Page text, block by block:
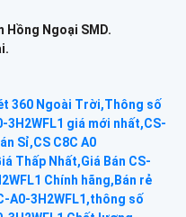
Hồng Ngoại SMD.